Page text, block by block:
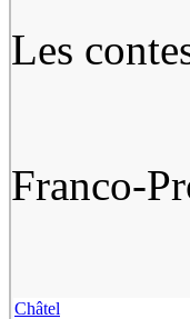
Les
Franco-
Châtel